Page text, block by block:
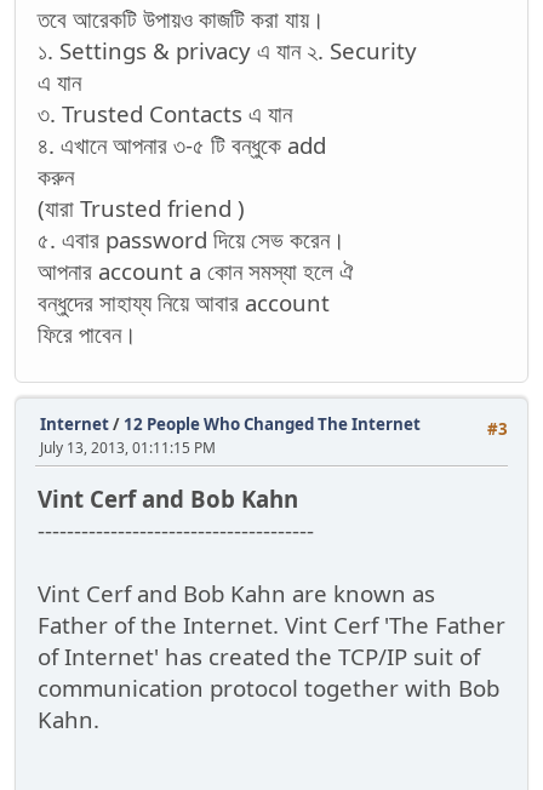
তবে আরেকটি উপায়ও কাজটি করা যায়।
১. Settings & privacy এ যান ২. Security
এ যান
৩. Trusted Contacts এ যান
৪. এখানে আপনার ৩-৫ টি বন্ধুকে add
করুন
(যারা Trusted friend )
৫. এবার password দিয়ে সেভ করেন।
আপনার account a কোন সমস্যা হলে ঐ
বন্ধুদের সাহায্য নিয়ে আবার account
ফিরে পাবেন।
#3
Internet/ 12 People Who Changed The Internet
July 13, 2013, 01:11:15 PM
Vint Cerf and Bob Kahn
--------------------------------------
Vint Cerf and Bob Kahn are known as
Father of the Internet. Vint Cerf 'The Father
of Internet' has created the TCP/IP suit of
communication protocol together with Bob
Kahn.